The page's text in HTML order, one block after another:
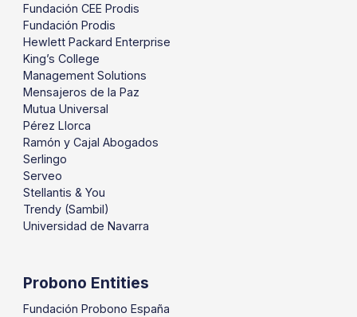
Fundación CEE Prodis
Fundación Prodis
Hewlett Packard Enterprise
King’s College
Management Solutions
Mensajeros de la Paz
Mutua Universal
Pérez Llorca
Ramón y Cajal Abogados
Serlingo
Serveo
Stellantis & You
Trendy (Sambil)
Universidad de Navarra
Probono Entities
Fundación Probono España